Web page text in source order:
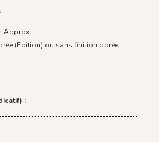
Approx.
(Edition) ou sans finition dorée
: